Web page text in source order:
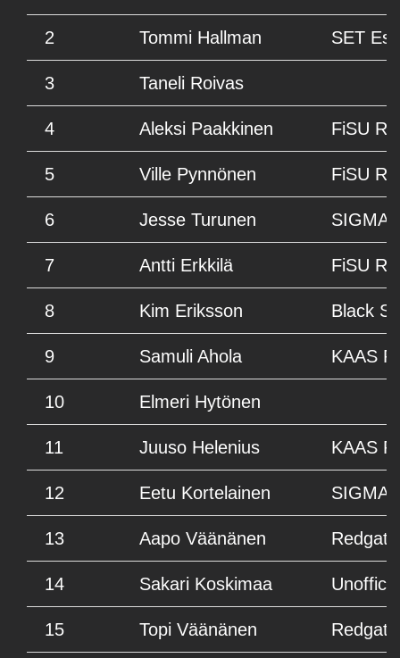
2 Tommi Hallman SET
3 Taneli Roivas
4 Aleksi Paakkinen FiSU
5 Ville Pynnönen FiSU
6 Jesse Turunen
7 Antti Erkkilä FiSU
8 Kim Eriksson Black
9 Samuli Ahola KAAS
10 Elmeri Hytönen
11 Juuso Helenius KAAS
12 Eetu Kortelainen
13 Aapo Väänänen
14 Sakari Koskimaa
15 Topi Väänänen